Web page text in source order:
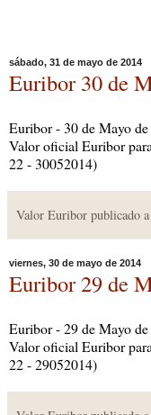
sábado, 31 de mayo de 2014
Euribor 30 de
Euribor - 30 de Mayo
Valor oficial Euribor
22 - 30052014)
Valor Euribor publicado a
viernes, 30 de mayo de 2014
Euribor 29 de
Euribor - 29 de Mayo
Valor oficial Euribor
22 - 29052014)